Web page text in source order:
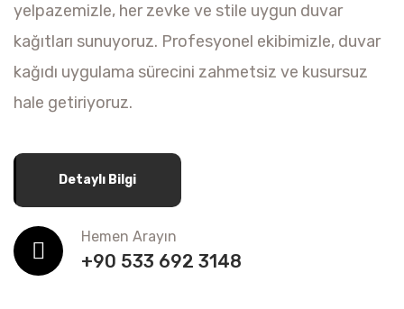
yelpazemizle, her zevke ve stile uygun duvar
kağıtları sunuyoruz. Profesyonel ekibimizle, duvar
kağıdı uygulama sürecini zahmetsiz ve kusursuz
hale getiriyoruz.
Detaylı Bilgi
Hemen Arayın
+90 533 692 3148